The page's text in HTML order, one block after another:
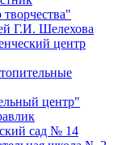
Г.И. Шелехова
центр
центр"
сад № 14